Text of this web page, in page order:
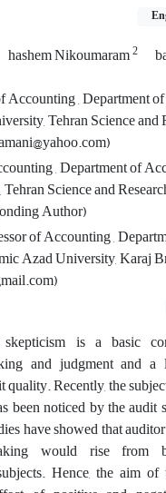
hashem Nikoumaram2
Accounting , Department
Tehran Science and
, Department of
Science and
Author)
of Accounting ,
Azad University, Karaj
skepticism is a basic
and judgment and
quality. Recently, the
been noticed by the audit
have showed that
would rise from
Hence, the aim